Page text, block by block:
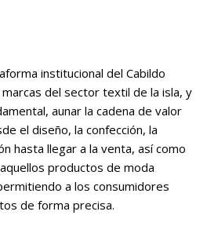
institucional del Cabildo
del sector textil de la isla, y
aunar la cadena de valor
el diseño, la confección, la
hasta llegar a la venta, así como
productos de moda
a los consumidores
de forma precisa.